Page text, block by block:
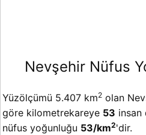
Nevşehir Nüfus
Yüzölçümü 5.407 km2 olan
göre kilometrekareye 53 insan
nüfus yoğunluğu 53/km2'dir.